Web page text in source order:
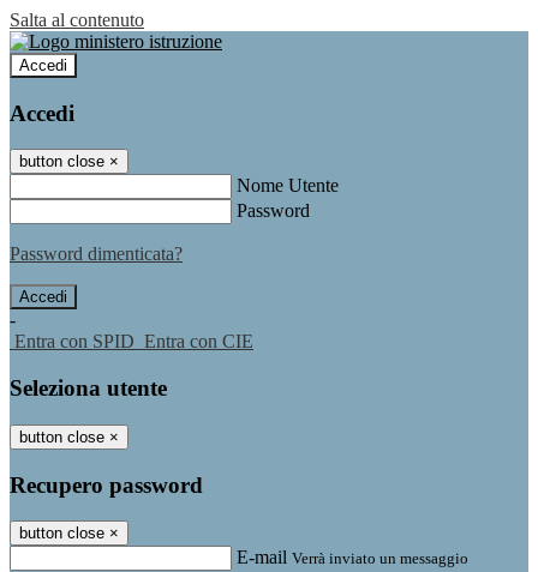
Salta al contenuto
Accedi
Accedi
button close ×
Nome Utente
Password
Password dimenticata?
-
Entra con SPID Entra con CIE
Seleziona utente
button close ×
Recupero password
button close ×
E-mail Verrà inviato un messaggio